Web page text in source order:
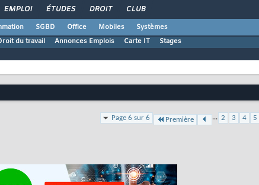
EMPLOI ÉTUDES DROIT CLUB
SGBD Office Mobiles
Systèmes
du travail Annonces Emplois Carte IT Stages
Page 6 sur 6 Première ... 2 3 4 5